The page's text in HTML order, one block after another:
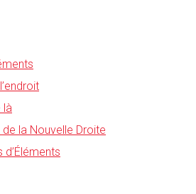
là
de la Nouvelle Droite